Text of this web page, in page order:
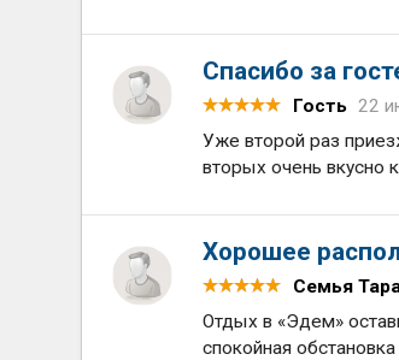
Спасибо за
Гость 22
Уже второй раз
вторых очень вкусно
Хорошее
Семья
Отдых в «Эдем»
спокойная